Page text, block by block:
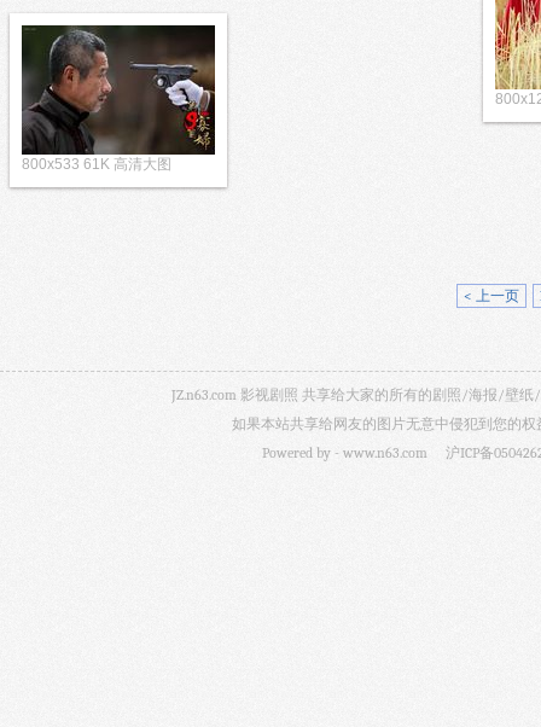
800x533 61K 高清大图
< 上一页
JZ.n63.com 影视剧照 共享给大家的所有的剧照/海报/壁
如果本站共享给网友的图片无意中侵犯到您的
Powered by - www.n63.com 沪ICP备